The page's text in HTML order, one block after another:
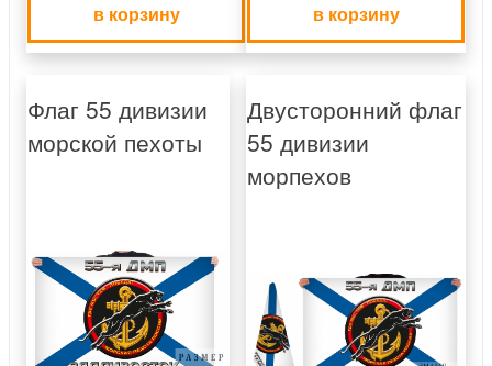
в корзину в корзину
Флаг 55 дивизии
морской пехоты
Двусторонний флаг
55 дивизии
морпехов